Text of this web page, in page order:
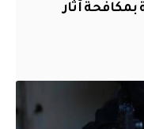
بمكافحة آثار